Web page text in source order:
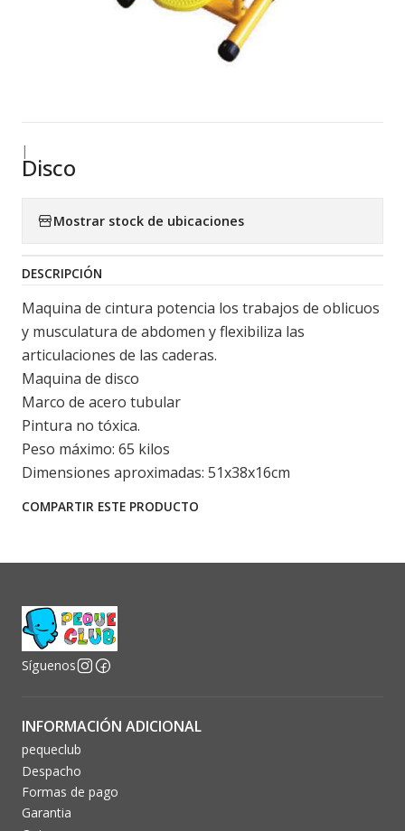
|
Disco
Mostrar stock de ubicaciones
DESCRIPCIÓN
Maquina de cintura potencia los trabajos de oblicuos
y musculatura de abdomen y flexibiliza las
articulaciones de las caderas.
Maquina de disco
Marco de acero tubular
Pintura no tóxica.
Peso máximo: 65 kilos
Dimensiones aproximadas: 51x38x16cm
COMPARTIR ESTE PRODUCTO
Síguenos
INFORMACIÓN ADICIONAL
pequeclub
Despacho
Formas de pago
Garantia